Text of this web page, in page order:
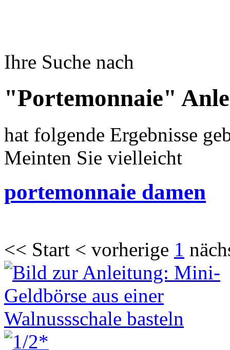
Ihre Suche nach
"Portemonnaie"
hat folgende Ergebnisse
Meinten Sie vielleicht
portemonnaie damen
<< Start < vorherige 1